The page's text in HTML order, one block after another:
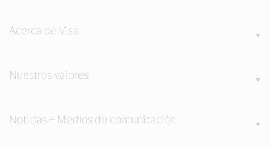
Acerca de Visa
Nuestros valores
Noticias + Medios de comunicación